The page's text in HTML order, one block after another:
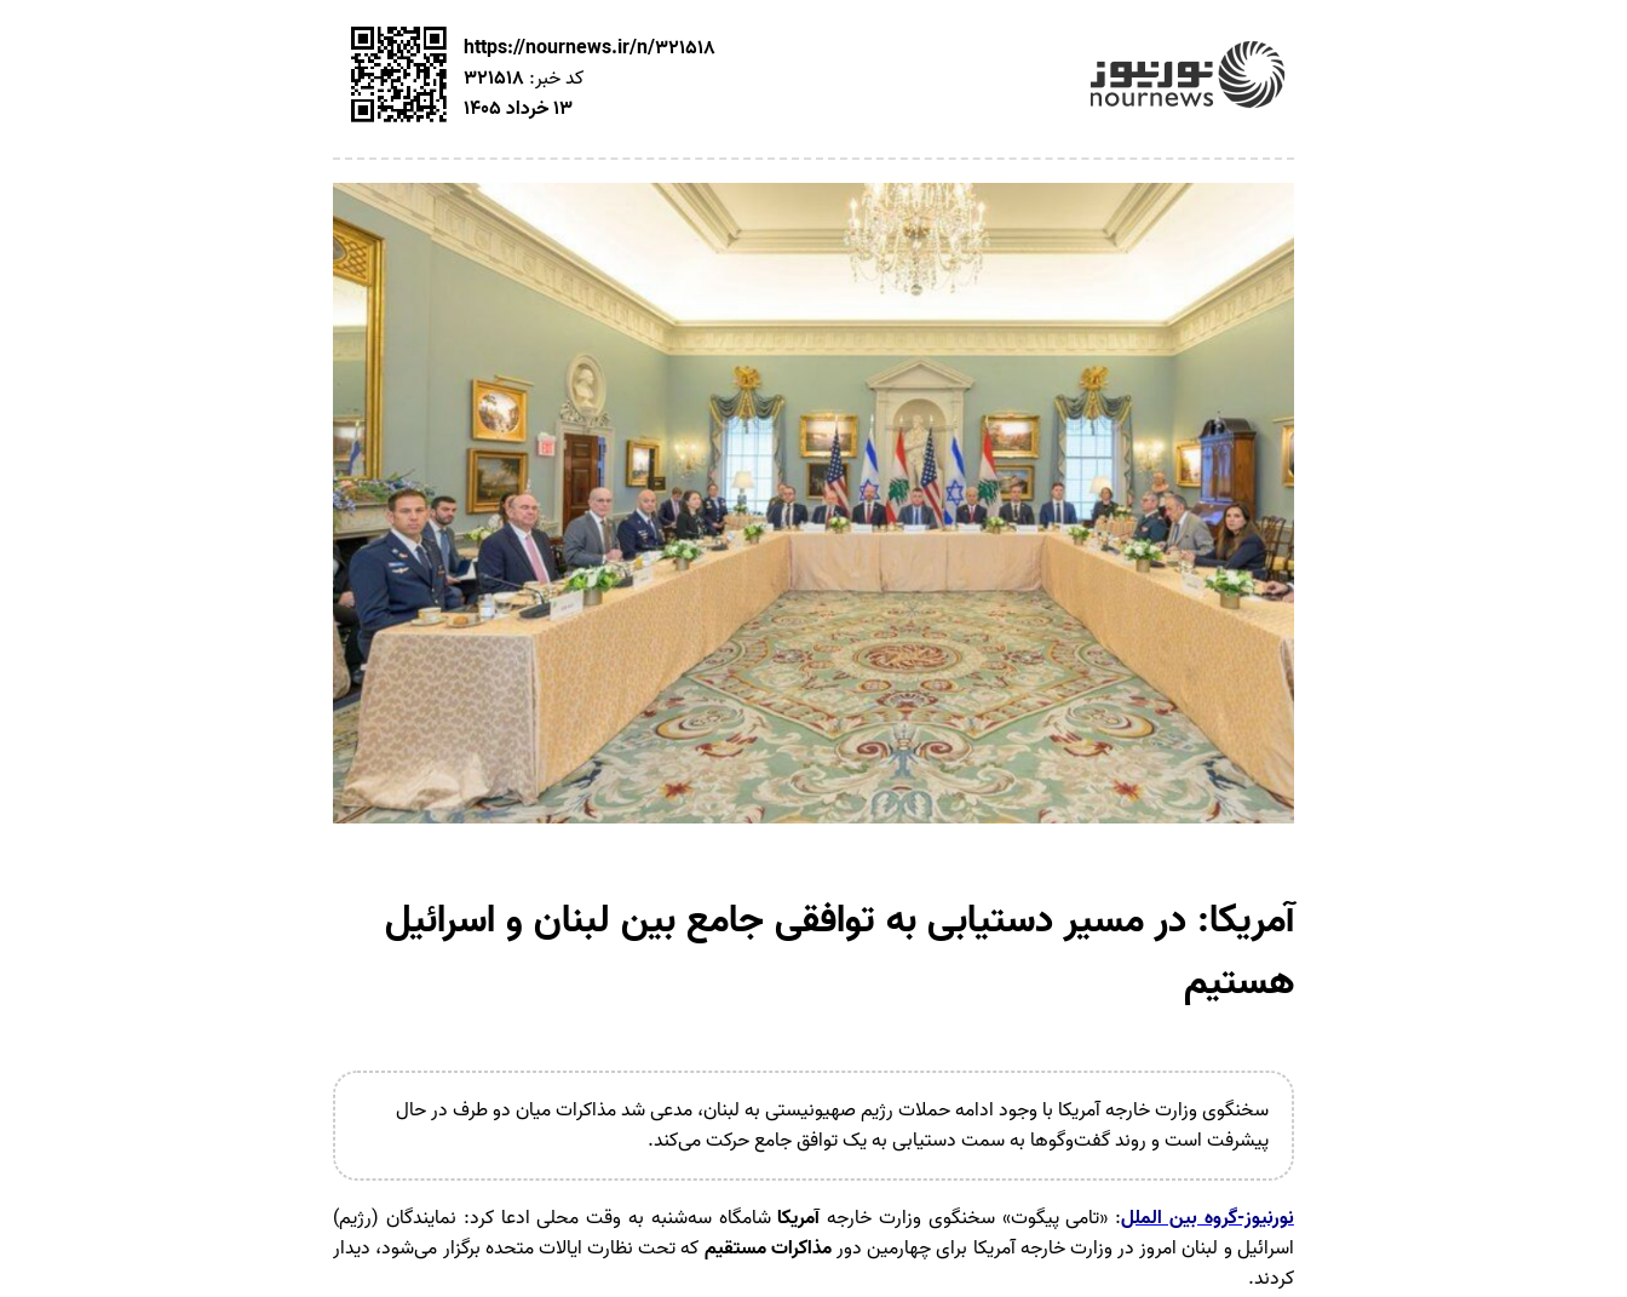
https://nournews.ir/n/321518
کد خبر:321518
13 خرداد 1405
آمریکا: در مسیر دستیابی به توافقی جامع بین لبنان و اسرائیل
هستیم
سخنگوی وزارت خارجه آمریکا با وجود ادامه حملات رژیم صهیونیستی به لبنان، مدعی شد مذاکرات میان دو طرف در حال
پیشرفت است و روند گفت‌وگوها به سمت دستیابی به یک توافق جامع حرکت می‌کند.
نورنیوز-گروه بین الملل: «تامی پیگوت» سخنگوی وزارت خارجهآمریکاشامگاه سه‌شنبه به وقت محلی ادعا کرد: نمایندگان (رژیم)
اسرائیل و لبنان امروز در وزارت خارجه آمریکا برای چهارمین دورمذاکرات مستقیمکه تحت نظارت ایالات متحده برگزار می‌شود، دیدار
کردند.